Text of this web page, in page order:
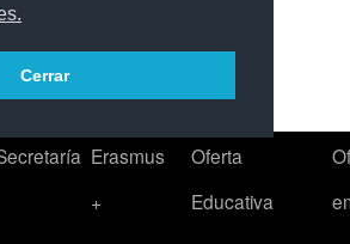
Cerrar
Erasmus
+
Oferta
Educativa